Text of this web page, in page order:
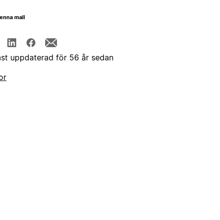
mall
uppdaterad för 56 år sedan